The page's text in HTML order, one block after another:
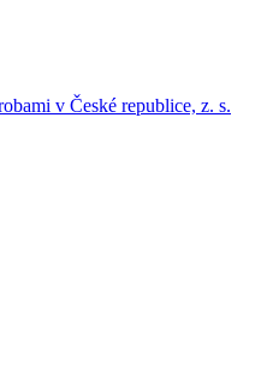
v České republice, z. s.